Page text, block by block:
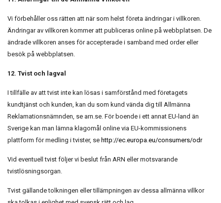
Vi förbehåller oss rätten att när som helst företa ändringar i villkoren.
Ändringar av villkoren kommer att publiceras online på webbplatsen. De
ändrade villkoren anses för accepterade i samband med order eller
besök på webbplatsen.
12. Tvist och lagval
I tillfälle av att tvist inte kan lösas i samförstånd med företagets
kundtjänst och kunden, kan du som kund vända dig till Allmänna
Reklamationsnämnden, se arn.se. För boende i ett annat EU-land än
Sverige kan man lämna klagomål online via EU-kommissionens
plattform för medling i tvister, se http://ec.europa.eu/consumers/odr
Vid eventuell tvist följer vi beslut från ARN eller motsvarande
tvistlösningsorgan.
Tvist gällande tolkningen eller tillämpningen av dessa allmänna villkor